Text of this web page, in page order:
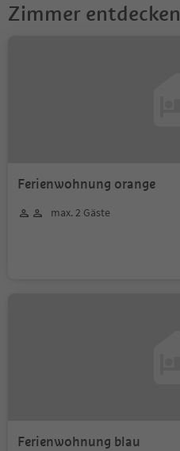
Zimmer entdecken
Ferienwohnung orange
max. 2 Gäste
Ferienwohnung blau